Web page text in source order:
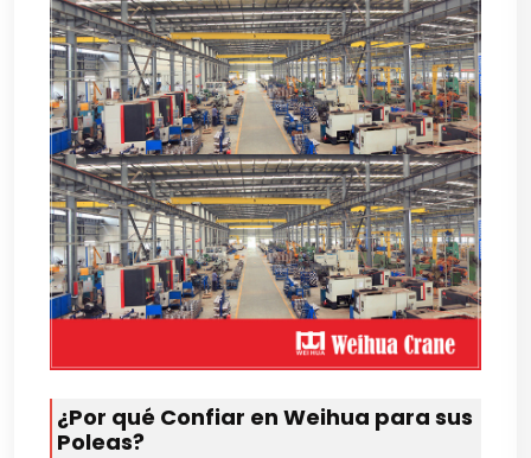
¿Por qué Confiar en Weihua para sus
Poleas?